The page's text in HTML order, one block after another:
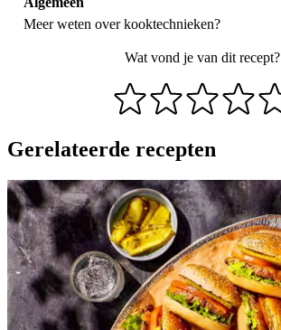
Meer weten overkooktechnieken?
Wat vond je van dit recept?
Gerelateerde recepten